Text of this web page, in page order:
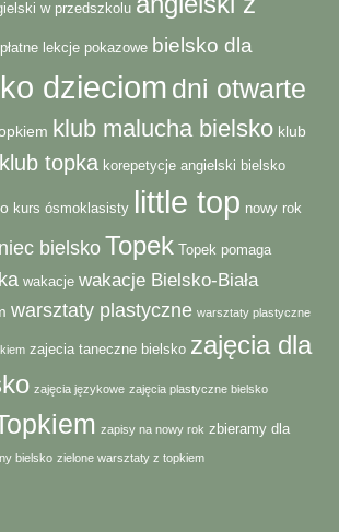
w przedszkolu
lekcje pokazowe bielsko dla
dzieciom dni otwarte
klub malucha bielsko klub
klub topka korepetycje angielski bielsko
kurs ósmoklasisty little top nowy rok
bielskoTopek Topek pomaga
wakacje wakacje Bielsko-Biała
warsztaty plastyczne warsztaty plastyczne
zajecia taneczne bielsko zajęcia dla
zajęcia językowe zajęcia plastyczne bielsko
zapisy na nowy rok zbieramy dla
bielsko zielone warsztaty z topkiem